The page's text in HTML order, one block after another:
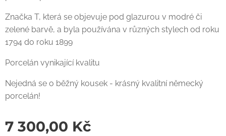
Značka T, která se objevuje pod glazurou v modré či
zelené barvě, a byla používána v různých stylech od roku
1794 do roku 1899
Porcelán vynikající kvalitu
Nejedná se o běžný kousek - krásný kvalitní německý
porcelán!
7 300,00 Kč